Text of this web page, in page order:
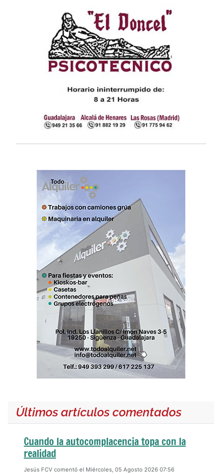
Últimos artículos comentados
Cuando la autocomplacencia topa con la
realidad
Jesús FCV comentó el Miércoles, 05 Agosto 2026 07:56